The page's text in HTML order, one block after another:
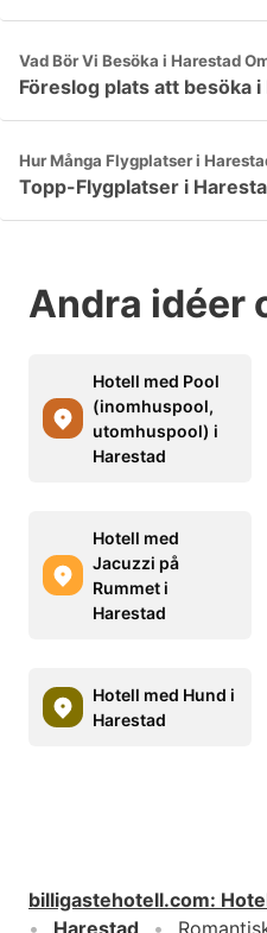
Vad Bör Vi Besöka i Harestad
Föreslog plats att besöka i
Hur Många Flygplatser i
Topp-Flygplatser i
Andra idéer
Hotell med Pool
(inomhuspool,
utomhuspool) i
Harestad
Hotell med
Jacuzzi på
Rummet i
Harestad
Hotell med Hund i
Harestad
billigastehotell.com:
Harestad